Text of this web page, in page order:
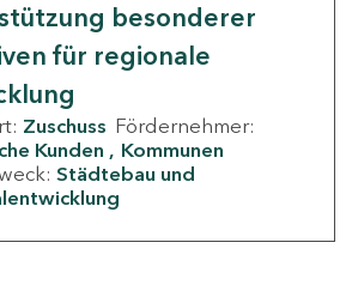
besonderer
für regionale
Zuschuss Fördernehmer:
Kunden
Kommunen
Städtebau und